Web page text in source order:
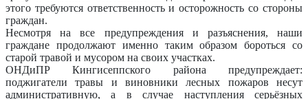
этого требуются ответственность и осторожность со стороны
граждан.
Несмотря на все предупреждения и разъяснения, наши
граждане продолжают именно таким образом бороться со
старой травой и мусором на своих участках.
ОНДиПР Кингисеппского района предупреждает:
поджигатели травы и виновники лесных пожаров несут
административную, а в случае наступления серьёзных